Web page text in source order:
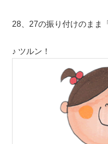
28、27の振り付けのまま
♪ ツルン！